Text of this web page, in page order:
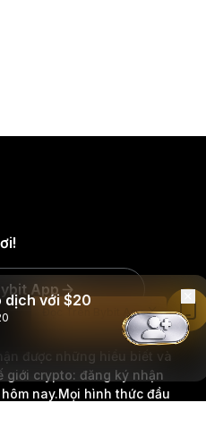
được những hiểu biết và
giới crypto: đăng ký nhận
nay.Mọi hình thức đầu
App
dịch với $20
Đọc Trên Bybit App